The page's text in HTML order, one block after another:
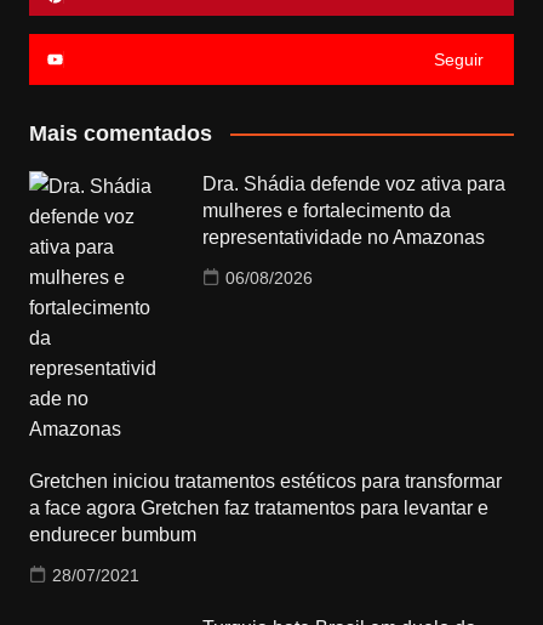
Seguir
Mais comentados
Dra. Shádia defende voz ativa para
mulheres e fortalecimento da
representatividade no Amazonas
06/08/2026
Gretchen iniciou tratamentos estéticos para transformar
a face agora Gretchen faz tratamentos para levantar e
endurecer bumbum
28/07/2021